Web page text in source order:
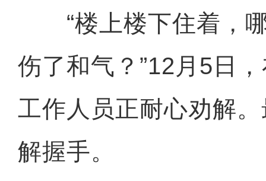
“楼上楼下住着，哪
伤了和气？”12月5日
工作人员正耐心劝解
解握手。